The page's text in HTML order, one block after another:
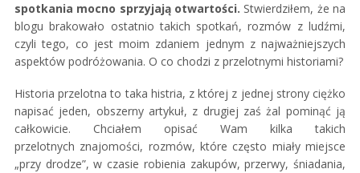
spotkania mocno sprzyjają otwartości. Stwierdziłem, że na
blogu brakowało ostatnio takich spotkań, rozmów z ludźmi,
czyli tego, co jest moim zdaniem jednym z najważniejszych
aspektów podróżowania. O co chodzi z przelotnymi historiami?
Historia przelotna to taka histria, z której z jednej strony ciężko
napisać jeden, obszerny artykuł, z drugiej zaś żal pominąć ją
całkowicie. Chciałem opisać Wam kilka takich
przelotnych znajomości, rozmów, które często miały miejsce
„przy drodze”, w czasie robienia zakupów, przerwy, śniadania,